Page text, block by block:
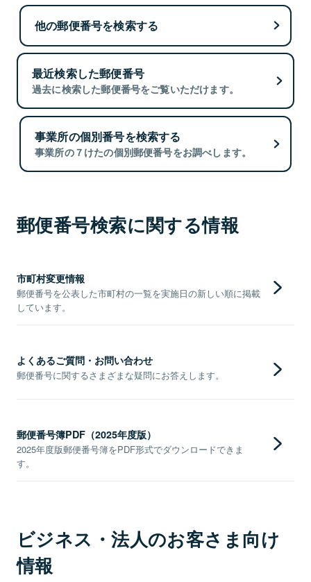
他の郵便番号を検索する
最近検索した郵便番号
過去に検索した郵便番号をご覧いただけます。
事業所の個別番号を検索する
事業所の７けたの個別郵便番号をお調べします。
郵便番号検索に関する情報
市町村変更情報
郵便番号を公表した市町村の一覧を実施日の新しい順に掲載
しています。
よくあるご質問・お問い合わせ
郵便番号に関するさまざまな疑問にお答えします。
郵便番号簿PDF（2025年度版）
2025年度版郵便番号簿をPDF形式でダウンロードできま
す。
ビジネス・法人のお客さま向け
情報